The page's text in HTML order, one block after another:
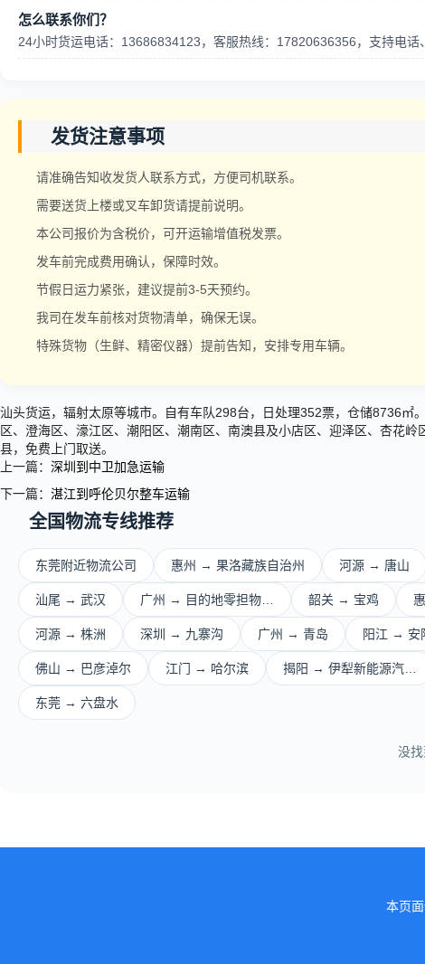
怎么联系你们？
24小时货运电话：13686834123，客服热线：17820636356，支持电话
发货注意事项
请准确告知收发货人联系方式，方便司机联系。
需要送货上楼或叉车卸货请提前说明。
本公司报价为含税价，可开运输增值税发票。
发车前完成费用确认，保障时效。
节假日运力紧张，建议提前3-5天预约。
我司在发车前核对货物清单，确保无误。
特殊货物（生鲜、精密仪器）提前告知，安排专用车辆。
汕头货运，辐射太原等城市。自有车队298台，日处理352票，仓储8736㎡
区、澄海区、濠江区、潮阳区、潮南区、南澳县及小店区、迎泽区、杏花
县，免费上门取送。
上一篇： 深圳到中卫加急运输
下一篇： 湛江到呼伦贝尔整车运输
全国物流专线推荐
东莞附近物流公司 惠州 → 果洛藏族自治州 河源 → 唐山
汕尾 → 武汉 广州 → 目的地零担物… 韶关 → 宝鸡
河源 → 株洲 深圳 → 九寨沟 广州 → 青岛 阳江 → 安
佛山 → 巴彦淖尔 江门 → 哈尔滨 揭阳 → 伊犁新能源汽…
东莞 → 六盘水
没
本页